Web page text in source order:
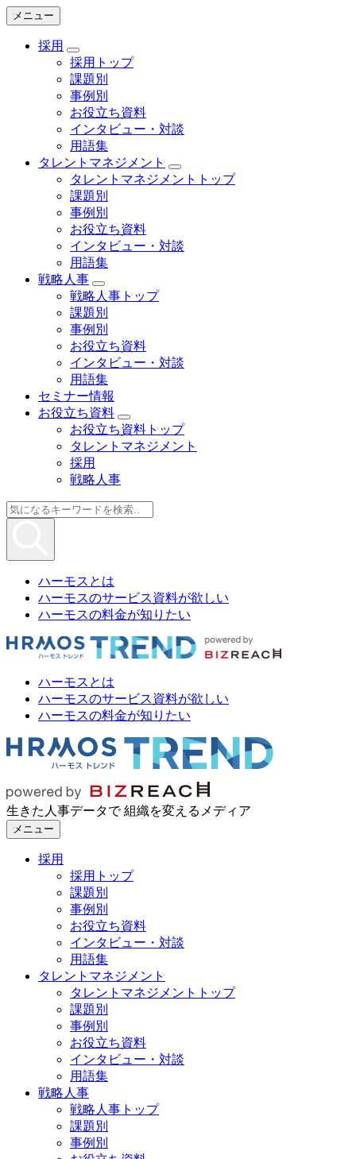
メニュー
採用
採用トップ
課題別
事例別
お役立ち資料
インタビュー・対談
用語集
タレントマネジメント
タレントマネジメントトップ
課題別
事例別
お役立ち資料
インタビュー・対談
用語集
戦略人事
戦略人事トップ
課題別
事例別
お役立ち資料
インタビュー・対談
用語集
セミナー情報
お役立ち資料
お役立ち資料トップ
タレントマネジメント
採用
戦略人事
ハーモスとは
ハーモスのサービス資料が欲しい
ハーモスの料金が知りたい
ハーモスとは
ハーモスのサービス資料が欲しい
ハーモスの料金が知りたい
生きた人事データで 組織を変えるメディア
メニュー
採用
採用トップ
課題別
事例別
お役立ち資料
インタビュー・対談
用語集
タレントマネジメント
タレントマネジメントトップ
課題別
事例別
お役立ち資料
インタビュー・対談
用語集
戦略人事
戦略人事トップ
課題別
事例別